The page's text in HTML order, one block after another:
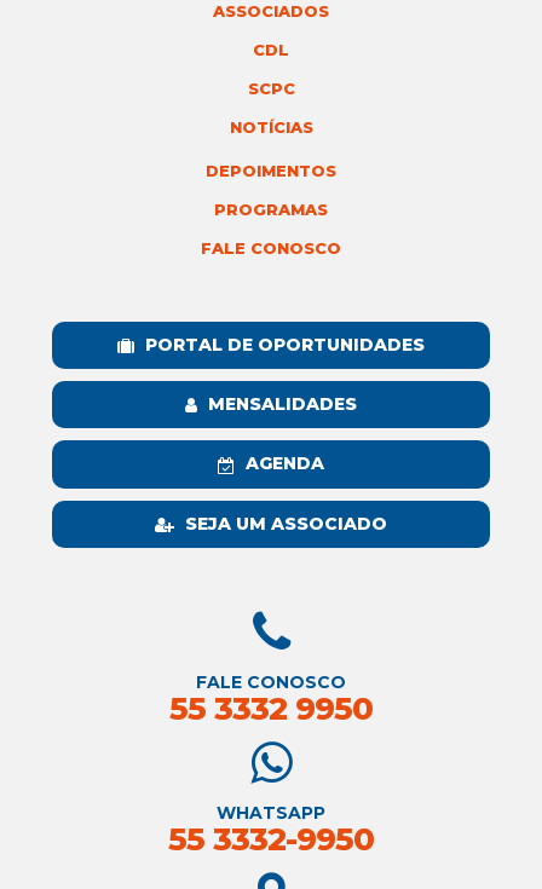
ASSOCIADOS
CDL
SCPC
NOTÍCIAS
DEPOIMENTOS
PROGRAMAS
FALE CONOSCO
PORTAL DE OPORTUNIDADES
MENSALIDADES
AGENDA
SEJA UM ASSOCIADO
FALE CONOSCO
55 3332 9950
WHATSAPP
55 3332-9950